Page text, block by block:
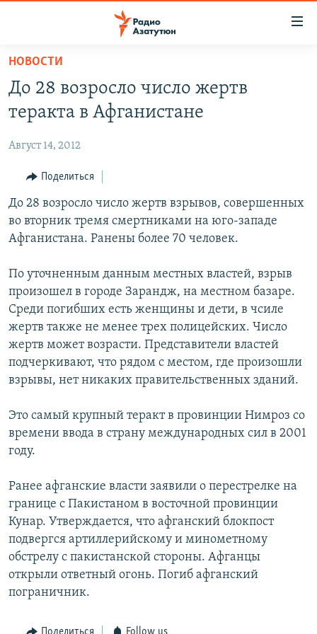
Перейти
основному
содержанию
Перейти
навигации
Перейти
поиску
НОВОСТИ
ПОЛИТИКА
ОБЩЕСТВО
ЭКОНОМИКА
РЕГИОН
НАГОРНЫЙ КАРАБАХ
СПОРТ
АРХИВ
Հայերեն
English
Все сайты Радио Азатутюн
НОВОСТИ
До 28 возросло число жертв
теракта в Афганистане
Август 14, 2012
Поделиться
До 28 возросло число жертв взрывов, совершенных
во вторник тремя смертниками на юго-западе
Афганистана. Ранены более 70 человек.
По уточненным данным местных властей, взрыв
произошел в городе Зарандж, на местном базаре.
Среди погибших есть женщины и дети, в чсиле
жертв также не менее трех полицейских. Число
жертв может возрасти. Представители властей
подчеркивают, что рядом с местом, где произошли
взрывы, нет никаких правительственных зданий.
Это самый крупный теракт в провинции Нимроз со
времени ввода в страну международных сил в 2001
году.
Ранее афганские власти заявили о перестрелке на
границе с Пакистаном в восточной провинции
Кунар. Утверждается, что афганский блокпост
подвергся артиллерийскому и минометному
обстрелу с пакистанской стороны. Афганцы
открыли ответный огонь. Погиб афганский
пограничник.